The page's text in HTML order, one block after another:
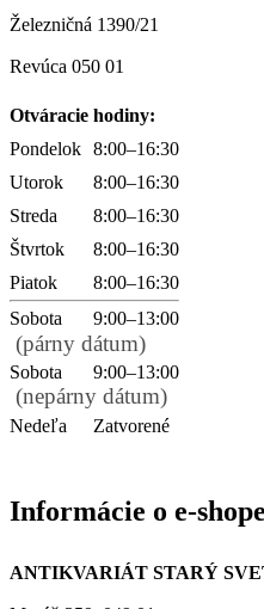
Železničná 1390/21
Revúca 050 01
Otváracie hodiny:
Pondelok 8:00–16:30
Utorok
8:00–16:30
Streda
8:00–16:30
Štvrtok
8:00–16:30
Piatok
8:00–16:30
Sobota
9:00–13:00
(párny dátum)
Sobota 9:00–13:00
(nepárny dátum)
Nedeľa Zatvorené
Informácie o e-shope
ANTIKVARIÁT STARÝ